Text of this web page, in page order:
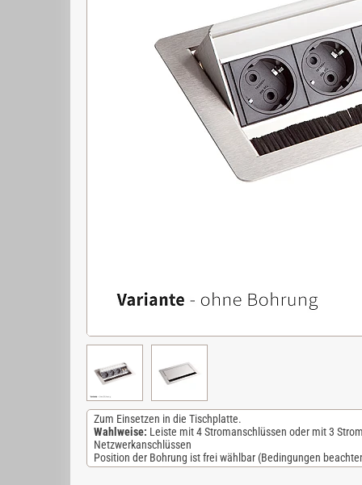
Zum Einsetzen in die Tischplatte.
Wahlweise: Leiste mit 4 Stromanschlüssen oder mit 3
Netzwerkanschlüssen
Position der Bohrung ist frei wählbar (Bedingungen